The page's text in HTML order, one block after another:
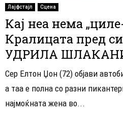
Лајфстајл Сцена
Кај неа нема
Кралицата пред
УДРИЛА
Сер Елтон Џон (72) објави
а таа е полна со разни
најмоќната жена во...